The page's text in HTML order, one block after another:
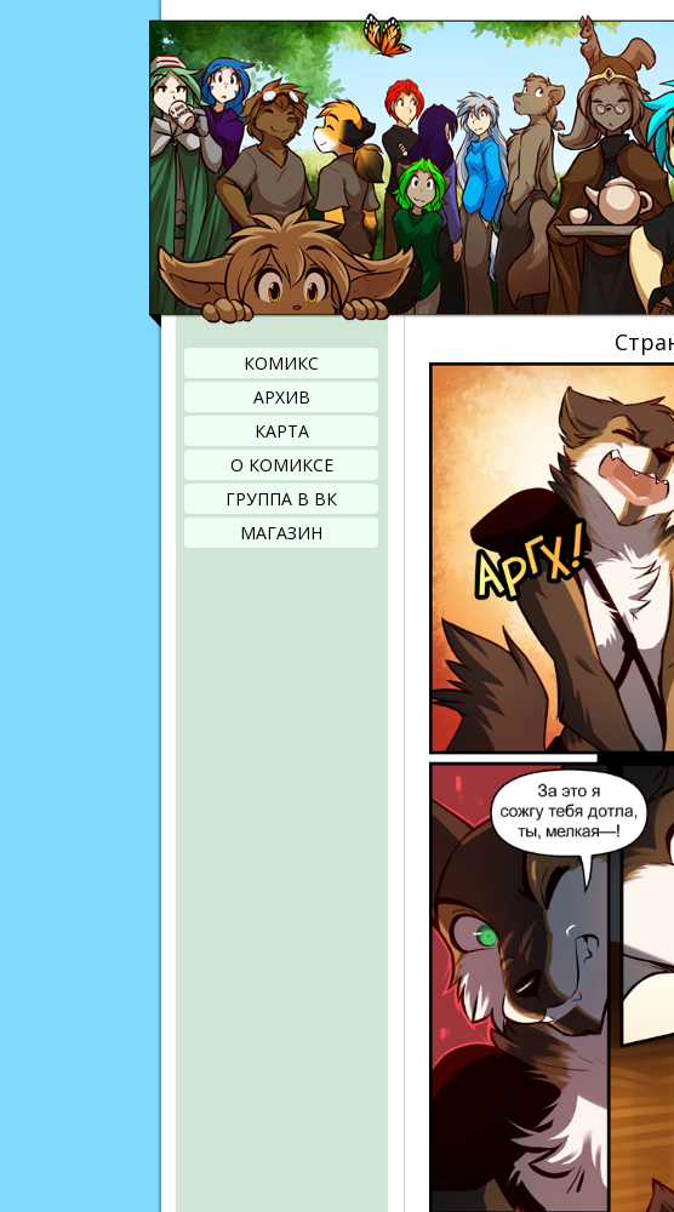
КОМИКС
АРХИВ
КАРТА
О КОМИКСЕ
ГРУППА В ВК
МАГАЗИН